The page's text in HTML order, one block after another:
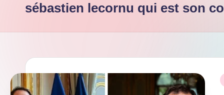
N
e
sébastien lecornu qui est son